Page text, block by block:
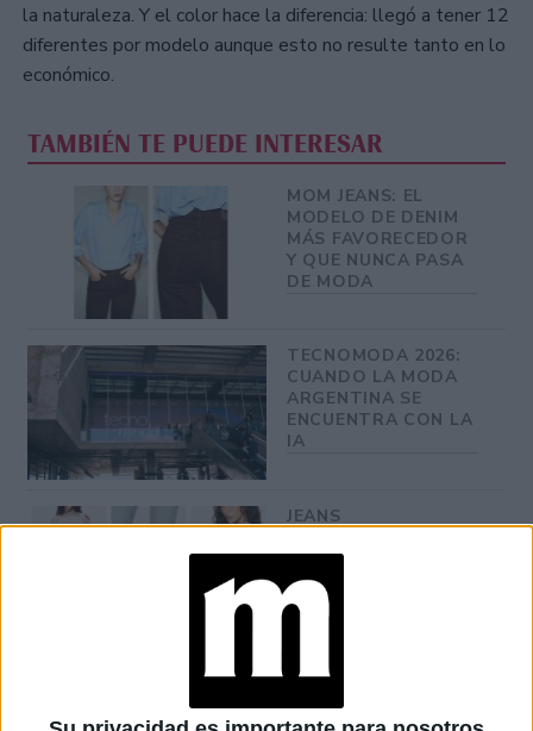
la naturaleza. Y el color hace la diferencia: llegó a tener 12
diferentes por modelo aunque esto no resulte tanto en lo
económico.
TAMBIÉN TE PUEDE INTERESAR
MOM JEANS: EL
MODELO DE DENIM
MÁS FAVORECEDOR
Y QUE NUNCA PASA
DE MODA
TECNOMODA 2026:
CUANDO LA MODA
ARGENTINA SE
ENCUENTRA CON LA
IA
JEANS
REGRESO: IDEAS DE
LOOKS CON
BÁSICOS
LOOKS BÁSICOS
PARA CERRAR EL